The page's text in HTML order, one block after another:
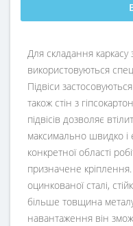
Для складання
використовуються
Підвіси
також стін з
підвісів дозволяє
максимально швидко і
конкретної області
призначене
оцинкованої сталі,
більше товщина
навантаження він